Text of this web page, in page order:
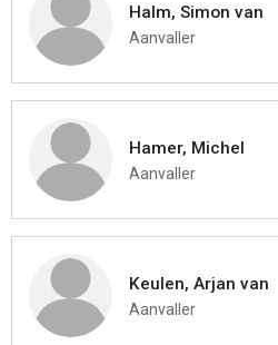
Halm, Simon van
Aanvaller
Hamer, Michel
Aanvaller
Keulen, Arjan van
Aanvaller